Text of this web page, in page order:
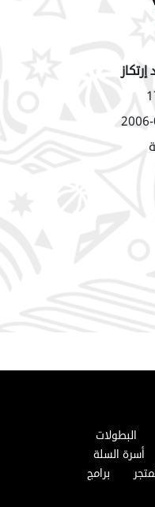
البطولات
أسرة السلة
برامج